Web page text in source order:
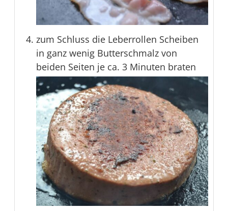
zum Schluss die Leberrollen Scheiben
in ganz wenig Butterschmalz von
beiden Seiten je ca. 3 Minuten braten